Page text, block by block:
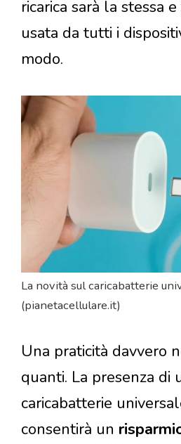
ricarica sarà la stessa
usata da tutti i
modo.
La novità sul caricabatterie
(pianetacellulare.it)
Una praticità davvero
quanti. La presenza di
caricabatterie
consentirà un